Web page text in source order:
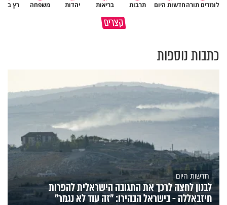
לומדים תורהחדשות היום תרבות בריאות יהדות משפחה רץ
קצרים
סגולה להשכנת שלום בין אם
כך אפשר להתמודד עם הדאגות
כתבות נוספות
חדשות היום
לבנון לחצה לרכך את התגובה הישראלית להפרות
חיזבאללה - בישראל הבהירו: "זה עוד לא נגמר"